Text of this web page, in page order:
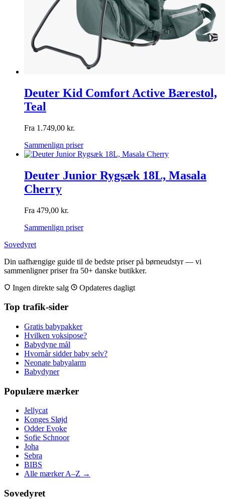
Deuter Kid Comfort Active Bærestol,
Teal
Fra 1.749,00 kr.
Sammenlign priser
Deuter Junior Rygsæk 18L, Masala
Cherry
Fra 479,00 kr.
Sammenlign priser
Sovedyret
Din uafhængige guide til de bedste priser på børneudstyr — vi
sammenligner priser fra 50+ danske butikker.
Ingen direkte salg
Opdateres dagligt
Top trafik-sider
Gratis babypakker
Hvilken voksipose?
Babydyne mål
Hvornår sidder baby selv?
Neonate babyalarm
Babydyner
Populære mærker
Jellycat
Konges Sløjd
Odder Evoke
Sofie Schnoor
Joha
Sebra
BIBS
Alle mærker A–Z →
Sovedyret